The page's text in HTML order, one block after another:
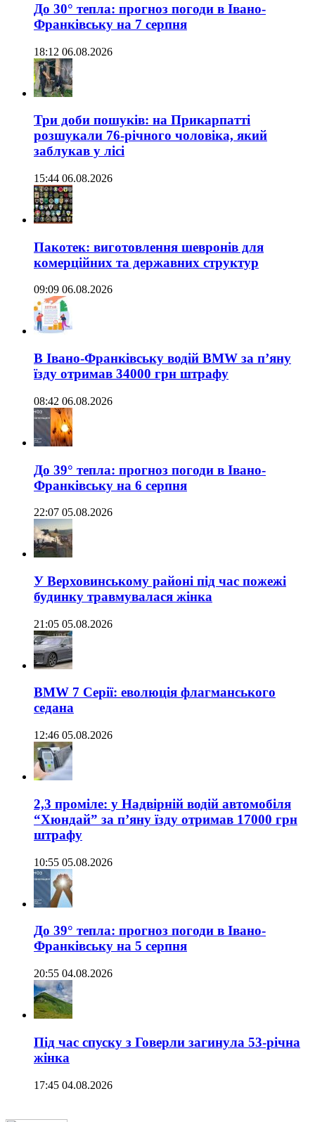
До 30° тепла: прогноз погоди в Івано-
Франківську на 7 серпня
18:12 06.08.2026
Три доби пошуків: на Прикарпатті
розшукали 76-річного чоловіка, який
заблукав у лісі
15:44 06.08.2026
Пакотек: виготовлення шевронів для
комерційних та державних структур
09:09 06.08.2026
В Івано-Франківську водій BMW за п’яну
їзду отримав 34000 грн штрафу
08:42 06.08.2026
До 39° тепла: прогноз погоди в Івано-
Франківську на 6 серпня
22:07 05.08.2026
У Верховинському районі під час пожежі
будинку травмувалася жінка
21:05 05.08.2026
BMW 7 Серії: еволюція флагманського
седана
12:46 05.08.2026
2,3 проміле: у Надвірній водій автомобіля
“Хюндай” за п’яну їзду отримав 17000 грн
штрафу
10:55 05.08.2026
До 39° тепла: прогноз погоди в Івано-
Франківську на 5 серпня
20:55 04.08.2026
Під час спуску з Говерли загинула 53-річна
жінка
17:45 04.08.2026